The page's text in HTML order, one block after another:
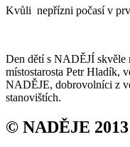
Kvůli nepřízni počasí v
Den dětí s NADĚJÍ skvěle
místostarosta Petr Hladík,
NADĚJE, dobrovolníci z
stanovištích.
© NADĚJE